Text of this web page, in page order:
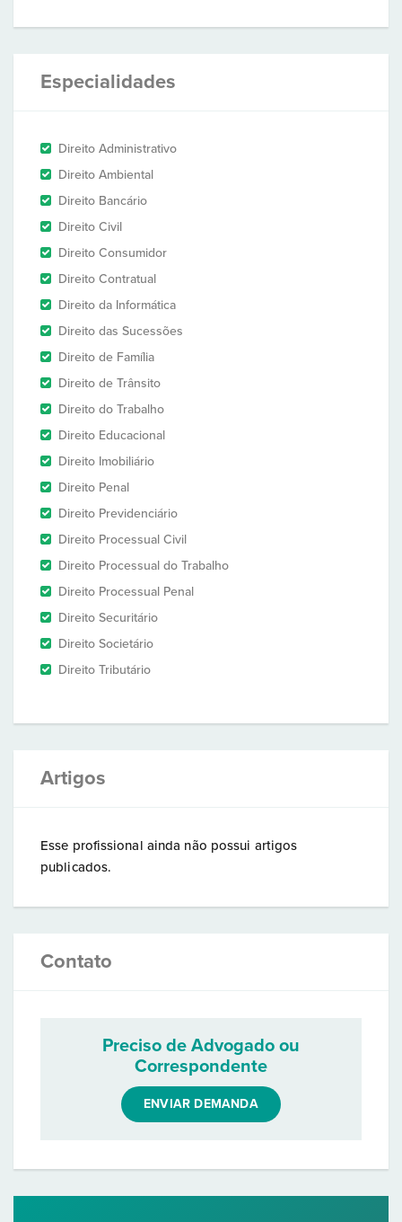
Especialidades
Direito Administrativo
Direito Ambiental
Direito Bancário
Direito Civil
Direito Consumidor
Direito Contratual
Direito da Informática
Direito das Sucessões
Direito de Família
Direito de Trânsito
Direito do Trabalho
Direito Educacional
Direito Imobiliário
Direito Penal
Direito Previdenciário
Direito Processual Civil
Direito Processual do Trabalho
Direito Processual Penal
Direito Securitário
Direito Societário
Direito Tributário
Artigos
Esse profissional ainda não possui artigos
publicados.
Contato
Preciso de Advogado ou
Correspondente
ENVIAR DEMANDA